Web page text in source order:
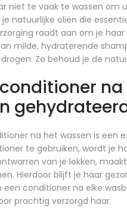
niet te vaak te wassen om
natuurlijke oliën die
raadt aan om je
milde, hydraterende
Zo behoud je de
na het wassen is een
te gebruiken, wordt je
van je lokken,
Hierdoor blijft je haar
een conditioner na elke
prachtig verzorgd haar.